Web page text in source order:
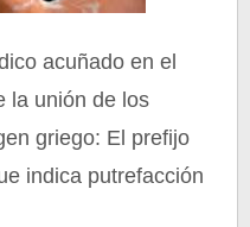
acuñado en el
la unión de los
griego: El prefijo
indica putrefacción